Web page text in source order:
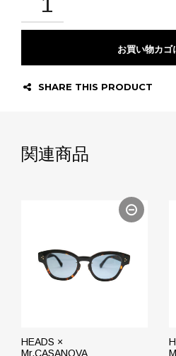
お買い物カゴ
SHARE THIS PRODUCT
関連商品
HEADS ×
Mr.CASANOVA